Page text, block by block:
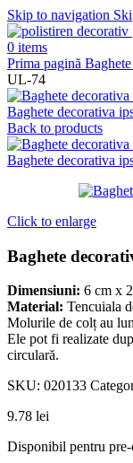
Skip to navigation
0 items
Prima pagină
UL-74
Baghete decorativa
Back to products
Baghete decorativa
Click to enlarge
Baghete
Dimensiuni: 6 cm x
Material: Tencuiala
Molurile de colț au
Ele pot fi realizate
circulară.
SKU: 020133
9.78 lei
Disponibil pentru